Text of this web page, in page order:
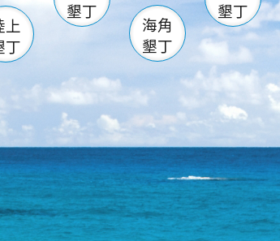
上
丁
墾丁
海角
墾丁
墾丁